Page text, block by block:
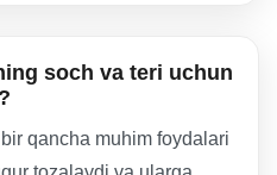
soch va teri uchun
qancha muhim foydalari